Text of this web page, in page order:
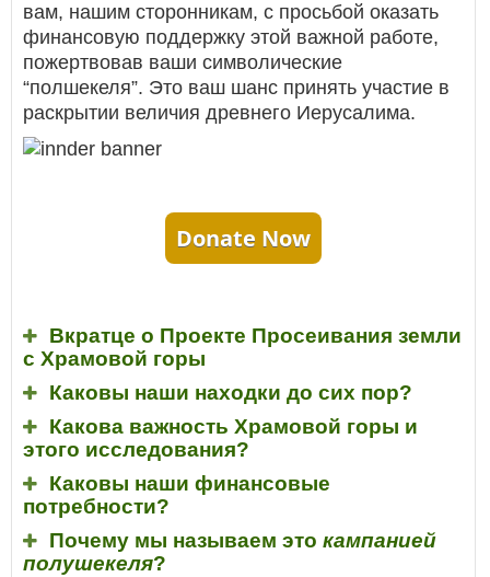
вам, нашим сторонникам, с просьбой оказать
финансовую поддержку этой важной работе,
пожертвовав ваши символические
“полшекеля”. Это ваш шанс принять участие в
раскрытии величия древнего Иерусалима.
Donate Now
Вкратце о Проекте Просеивания земли
с Храмовой горы
Каковы наши находки до сих пор?
Какова важность Храмовой горы и
этого исследования?
Каковы наши финансовые
потребности?
Почему мы называем это кампанией
полушекеля?